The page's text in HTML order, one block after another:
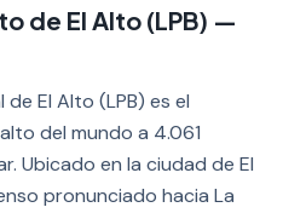
de El Alto (LPB) —
El Alto (LPB) es el
del mundo a 4.061
Ubicado en la ciudad de El
pronunciado hacia La